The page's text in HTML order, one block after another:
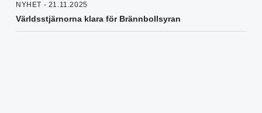
NYHET - 21.11.2025
Världsstjärnorna klara för Brännbollsyran